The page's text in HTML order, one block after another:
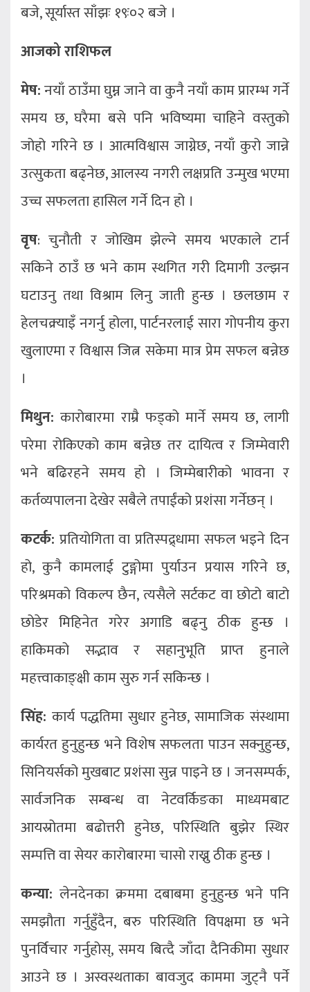
बजे, सूर्यास्त साँझः १९ः०२ बजे ।
आजको राशिफल
मेष:नयाँ ठाउँमा घुम्न जाने वा कुनै नयाँ काम प्रारम्भ गर्ने
समय छ, घरैमा बसे पनि भविष्यमा चाहिने वस्तुको
जोहो गरिने छ । आत्मविश्वास जाग्नेछ, नयाँ कुरो जान्ने
उत्सुकता बढ्नेछ, आलस्य नगरी लक्षप्रति उन्मुख भएमा
उच्च सफलता हासिल गर्ने दिन हो ।
वृष: चुनौती र जोखिम झेल्ने समय भएकाले टार्न
सकिने ठाउँ छ भने काम स्थगित गरी दिमागी उल्झन
घटाउनु तथा विश्राम लिनु जाती हुन्छ । छलछाम र
हेलचक्र्याइँ नगर्नु होला, पार्टनरलाई सारा गोपनीय कुरा
खुलाएमा र विश्वास जित्न सकेमा मात्र प्रेम सफल बन्नेछ
।
मिथुन: कारोबारमा राम्रै फड्को मार्ने समय छ, लागी
परेमा रोकिएको काम बन्नेछ तर दायित्व र जिम्मेवारी
भने बढिरहने समय हो । जिम्मेबारीको भावना र
कर्तव्यपालना देखेर सबैले तपाईंको प्रशंसा गर्नेछन् ।
कटर्क: प्रतियोगिता वा प्रतिस्पद्र्धामा सफल भइने दिन
हो, कुनै कामलाई टुङ्गोमा पुर्याउन प्रयास गरिने छ,
परिश्रमको विकल्प छैन, त्यसैले सर्टकट वा छोटो बाटो
छोडेर मिहिनेत गरेर अगाडि बढ्नु ठीक हुन्छ ।
हाकिमको सद्भाव र सहानुभूति प्राप्त हुनाले
महत्त्वाकाङ्क्षी काम सुरु गर्न सकिन्छ ।
सिंह: कार्य पद्धतिमा सुधार हुनेछ, सामाजिक संस्थामा
कार्यरत हुनुहुन्छ भने विशेष सफलता पाउन सक्नुहुन्छ,
सिनियर्सको मुखबाट प्रशंसा सुन्न पाइने छ । जनसम्पर्क,
सार्वजनिक सम्बन्ध वा नेटवर्किङका माध्यमबाट
आयस्रोतमा बढोत्तरी हुनेछ, परिस्थिति बुझेर स्थिर
सम्पत्ति वा सेयर कारोबारमा चासो राख्नु ठीक हुन्छ ।
कन्या: लेनदेनका क्रममा दबाबमा हुनुहुन्छ भने पनि
समझौता गर्नुहुँदैन, बरु परिस्थिति विपक्षमा छ भने
पुनर्विचार गर्नुहोस्, समय बित्दै जाँदा दैनिकीमा सुधार
आउने छ । अस्वस्थताका बावजुद काममा जुट्नै पर्ने